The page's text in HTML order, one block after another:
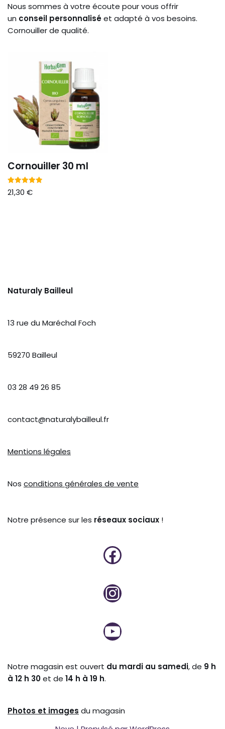
Nous sommes à votre écoute pour vous offrir
un conseil personnaliséet adapté à vos besoins.
Cornouiller de qualité.
Cornouiller 30 ml
Note
5.00
21,30 €
Naturaly Bailleul
13 rue du Maréchal Foch
59270 Bailleul
03 28 49 26 85
contact@naturalybailleul.fr
Mentions légales
Nos conditions générales de vente
Notre présence sur les réseaux sociaux !
Notre magasin est ouvert du mardi au samedi, de 9 h
à 12 h 30et de 14 h à 19 h.
Photos et images du magasin